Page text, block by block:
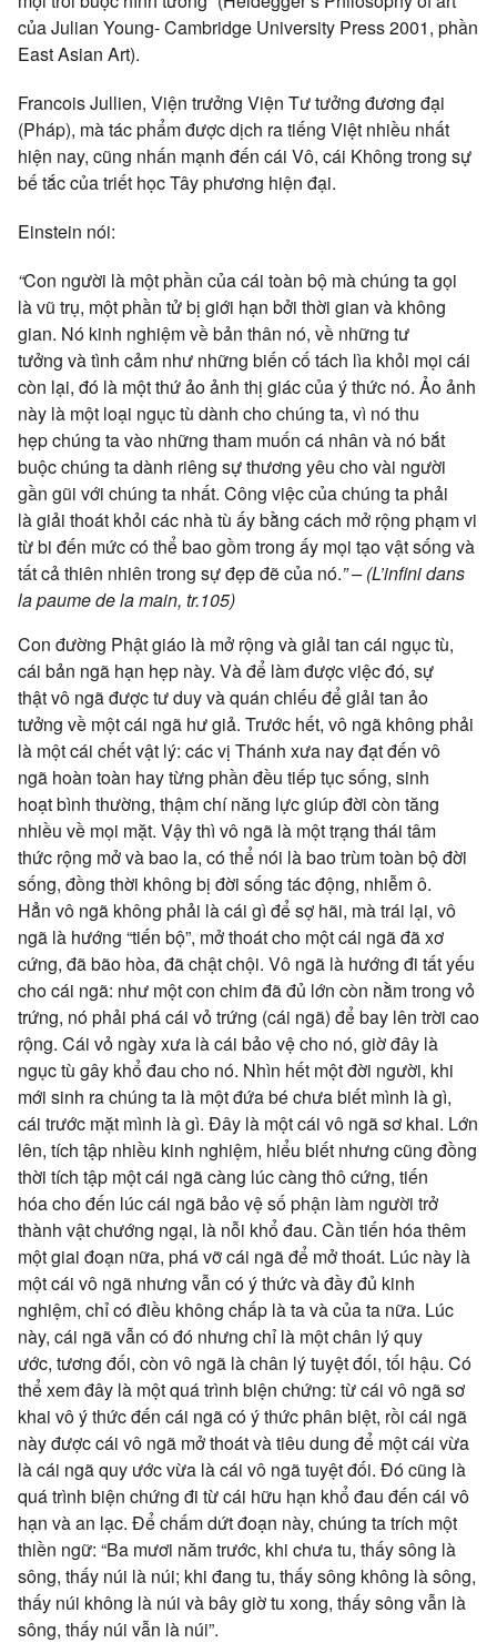
của Julian Young- Cambridge University Press 2001, phần
East Asian Art).
Francois Jullien, Viện trưởng Viện Tư tưởng đương đại
(Pháp), màtác phẩmđược dịch ra tiếng Việt nhiều nhất
hiện nay, cũng nhấn mạnh đến cái Vô, cái Không trong sự
bế tắc củatriết họcTây phương hiện đại.
Einstein nói:
“Con người là một phần của cái toàn bộ màchúng tagọi
làvũ trụ, mộtphần tửbị giới hạn bởi thời gian và không
gian. Nó kinh nghiệmvềbản thân nó, về những tư
tưởng và tình cảm như những biến cốtách lìa khỏi mọi cái
còn lại, đó là một thứảo ảnh thị giáccủaý thức nó. Ảo ảnh
này là một loại ngục tù dành chochúng ta, vì nó thu
hẹpchúng tavào những tham muốn cá nhân và nó bắt
buộcchúng tadành riêng sựthương yêu cho vài người
gần gũi với chúng ta nhất. Công việc củachúng taphải
làgiải thoát khỏi các nhà tù ấy bằng cách mở rộng phạm vi
từ bi đến mức có thểbao gồmtrong ấy mọi tạo vật sống và
tất cảthiên nhiên trong sựđẹp đẽcủa nó.”–(L’infini dans
la paume de la main, tr.105)
Con đường Phật giáo là mở rộng và giải tan cái ngục tù,
cái bản ngã hạn hẹp này. Và để làm được việc đó, sự
thậtvô ngãđượctư duyvàquán chiếu để giải tan ảo
tưởng về một cái ngã hư giả. Trước hết, vô ngã không phải
là một cái chếtvật lý: các vị Thánh xưa nayđạt đến vô
ngã hoàn toàn hay từng phần đều tiếp tụcsống, sinh
hoạtbình thường, thậm chínăng lựcgiúp đời còn tăng
nhiều về mọi mặt. Vậy thì vô ngã là mộttrạng thái tâm
thức rộng mở vàbao la, có thể nói là bao trùmtoàn bộđời
sống, đồng thời không bị đời sống tác động, nhiễm ô.
Hẳn vô ngã không phải là cái gì đểsợ hãi, màtrái lại, vô
ngã là hướng “tiến bộ”, mở thoát cho một cái ngã đã xơ
cứng, đã bão hòa, đã chật chội. Vô ngã là hướng đi tất yếu
cho cái ngã: như một con chim đã đủ lớn còn nằm trong vỏ
trứng, nó phải phá cái vỏ trứng (cái ngã) để bay lên trời cao
rộng. Cái vỏ ngày xưa là cái bảo vệcho nó, giờ đây là
ngục tù gây khổ đau cho nó. Nhìn hết một đời người, khi
mới sinh rachúng ta là một đứa bé chưabiết mình là gì,
cái trước mặt mình là gì. Đây là một cái vô ngãsơ khai. Lớn
lên, tích tập nhiều kinh nghiệm, hiểu biết nhưng cũng đồng
thời tích tập một cái ngã càng lúc càng thô cứng, tiến
hóacho đến lúc cái ngãbảo vệsố phận làm người trở
thành vật chướng ngại, là nỗi khổ đau. Cần tiến hóathêm
một giai đoạn nữa, phá vỡ cái ngã để mở thoát. Lúc này là
một cái vô ngã nhưng vẫn cóý thứcvà đầy đủ kinh
nghiệm, chỉ có điều không chấp là ta và của ta nữa. Lúc
này, cái ngãvẫn cóđó nhưng chỉ là mộtchân lýquy
ước, tương đối, còn vô ngã làchân lýtuyệt đối, tối hậu. Có
thể xem đây là một quá trình biện chứng: từ cái vô ngãsơ
khai vô ý thứcđến cái ngã cóý thứcphân biệt, rồi cái ngã
này được cái vô ngã mở thoát và tiêu dung để một cái vừa
là cái ngãquy ướcvừa là cái vô ngãtuyệt đối. Đó cũng là
quá trình biện chứng đi từ cái hữu hạn khổ đau đến cái vô
hạn vàan lạc. Đểchấm dứtđoạn này, chúng tatrích một
thiền ngữ: “Ba mươi năm trước, khi chưa tu, thấy sông là
sông, thấy núi là núi; khi đang tu, thấy sông không là sông,
thấy núi không là núi và bây giờ tu xong, thấy sông vẫn là
sông, thấy núi vẫn là núi”.